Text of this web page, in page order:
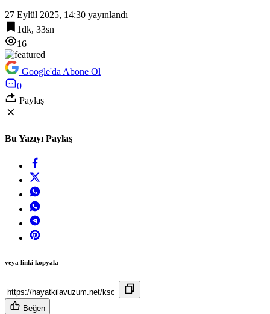
27 Eylül 2025, 14:30 yayınlandı
1dk, 33sn
16
Google'da Abone Ol
0
Paylaş
Bu Yazıyı Paylaş
veya linki kopyala
Beğen